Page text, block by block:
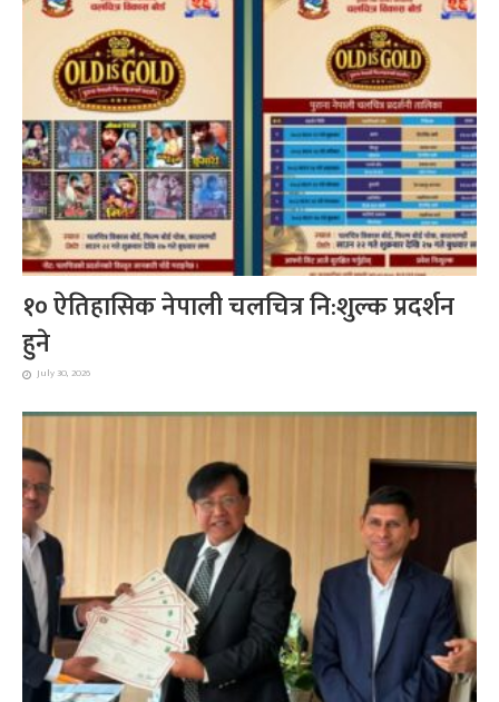
१० ऐतिहासिक नेपाली चलचित्र नि:शुल्क प्रदर्शन
हुने
July 30, 2026